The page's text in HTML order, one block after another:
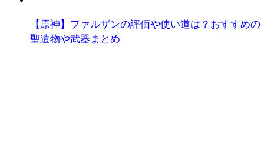
【原神】ファルザンの評価や使い道は？おすすめの
聖遺物や武器まとめ